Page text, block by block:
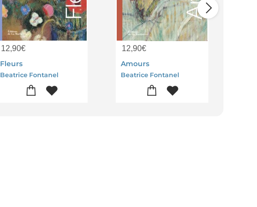
12,90€
Fleurs
Beatrice Fontanel
12,90€
Amours
Beatrice Fontanel